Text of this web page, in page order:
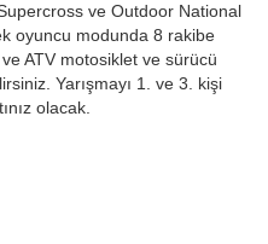
ve Outdoor National
oyuncu modunda 8 rakibe
ve ATV motosiklet ve sürücü
Yarışmayı 1. ve 3. kişi
olacak.